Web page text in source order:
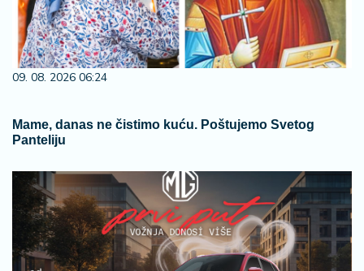
09. 08. 2026 06:24
Mame, danas ne čistimo kuću. Poštujemo Svetog
Panteliju